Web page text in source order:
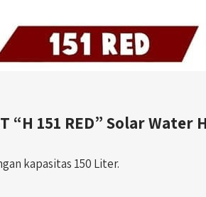
“H 151 RED” Solar Water
kapasitas 150 Liter.